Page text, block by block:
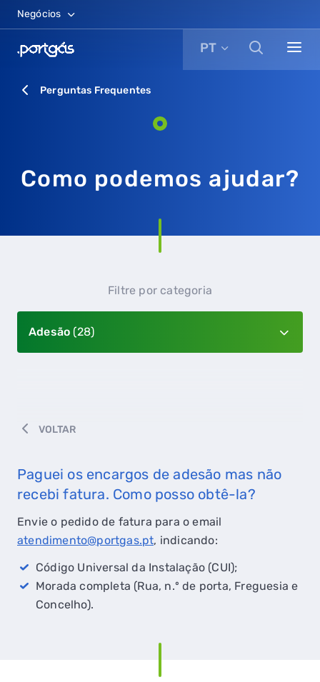
Negócios
PT
Perguntas Frequentes
Como podemos ajudar?
Adesão (28)
Filtre por categoria
VOLTAR
Paguei os encargos de adesão mas não
recebi fatura. Como posso obtê-la?
Envie o pedido de fatura para o email
atendimento@portgas.pt, indicando:
Código Universal da Instalação (CUI);
Morada completa (Rua, n.º de porta, Freguesia e
Concelho).